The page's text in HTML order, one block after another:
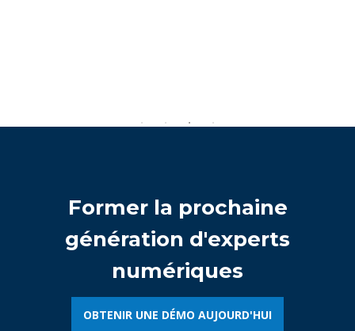
Former la prochaine
génération d'experts
numériques
OBTENIR UNE DÉMO AUJOURD'HUI